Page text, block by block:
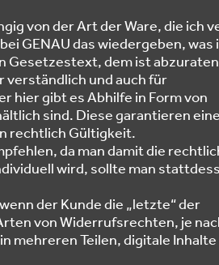
von der Art der Ware, die ich
GENAU das wiedergeben, was
Gesetzestext, dem ist
verständlich und auch für
hier gibt es Abhilfe in Form von
sind. Diese garantieren
rechtlich Gültigkeit.
da man damit die
wird, sollte man
der Kunde die „letzte“ der
von Widerrufsrechten, je
mehreren Teilen, digitale